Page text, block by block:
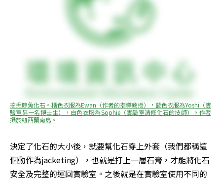
挖掘鯨魚化石。橘色衣服為Ewan（作者的指導教授），藍色衣服為Yoshi（實
驗室另一名博士生），白色衣服為Sophie（實驗室清修化石的技師）。作者
攝於紐西蘭南島。
決定了化石的大小後，就要幫化石穿上外套（我們都稱這
個動作為jacketing），也就是打上一層石膏，才能將化石
安全及完整的運回實驗室。之後就是在實驗室使用不同的